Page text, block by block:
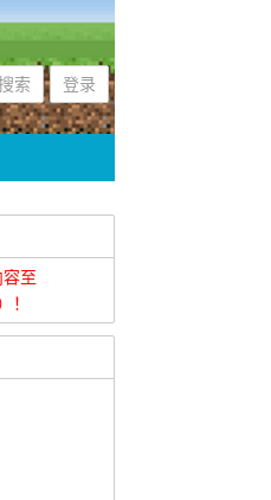
索 登录
们在不断努力中！
至
！